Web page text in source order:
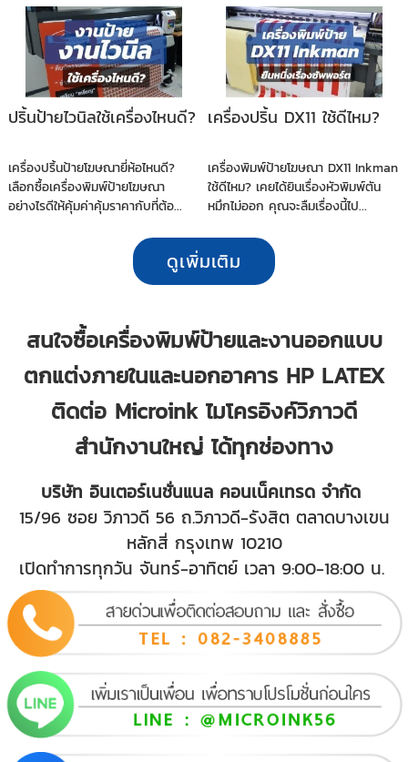
ปริ้นป้ายไวนิลใช้เครื่องไหนดี?
เครื่องปริ้นป้ายโฆษณายี่ห้อไหนดี?
เลือกซื้อเครื่องพิมพ์ป้ายโฆษณา
อย่างไรดีให้คุ้มค่าคุ้มราคากับที่ต้อ...
เครื่องปริ้น DX11 ใช้ดีไหม?
เครื่องพิมพ์ป้ายโฆษณา DX11 Inkman
ใช้ดีไหม? เคยได้ยินเรื่องหัวพิมพ์ตัน
หมึกไม่ออก คุณจะลืมเรื่องนี้ไป...
ดูเพิ่มเติม
สนใจซื้อเครื่องพิมพ์ป้ายและงานออกแบบ
ตกแต่งภายในและนอกอาคาร HP LATEX
ติดต่อ Microink ไมโครอิงค์วิภาวดี
สำนักงานใหญ่ ได้ทุกช่องทาง
บริษัท อินเตอร์เนชั่นแนล คอนเน็คเทรด จำกัด
15/96 ซอย วิภาวดี 56 ถ.วิภาวดี-รังสิต ตลาดบางเขน
หลักสี่ กรุงเทพ 10210
เปิดทำการทุกวัน จันทร์-อาทิตย์ เวลา 9:00-18:00 น.